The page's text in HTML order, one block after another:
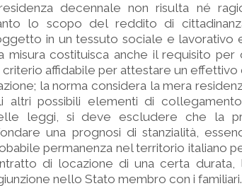
decennale non risulta né
lo scopo del reddito di
in un tessuto sociale e lavorativo
costituisca anche il requisito per
criterio affidabile per attestare un
la norma considera la mera
altri possibili elementi di
leggi, si deve escludere che la
una prognosi di stanzialità,
permanenza nel territorio italiano
di locazione di una certa durata,
nello Stato membro con i familiari.